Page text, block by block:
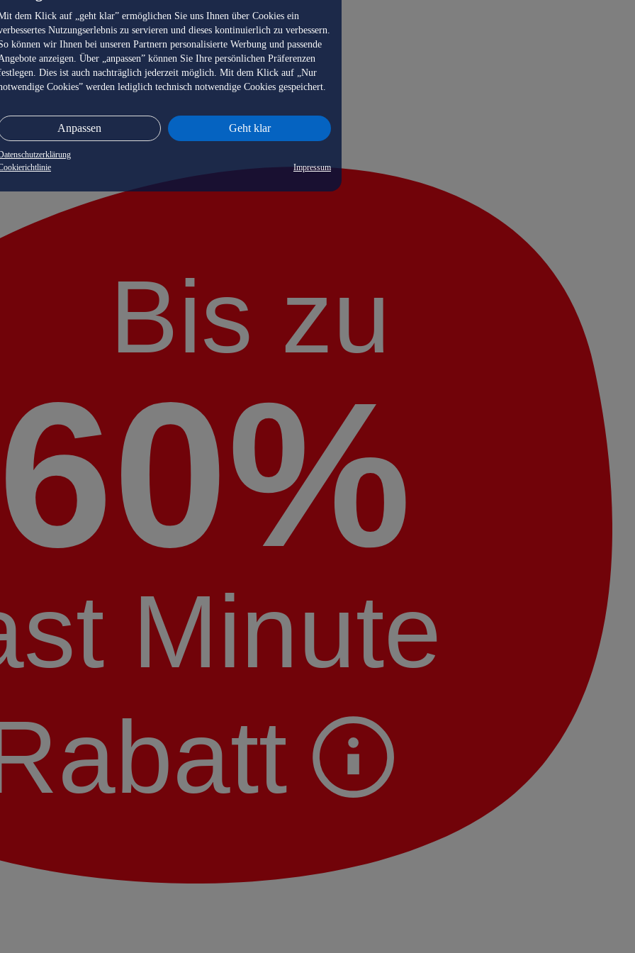
dem Klick auf „geht klar” ermöglichen Sie uns Ihnen über Cookies ein
Nutzungserlebnis zu servieren und dieses kontinuierlich zu verbessern.
können wir Ihnen bei unseren Partnern personalisierte Werbung und passende
anzeigen. Über „anpassen” können Sie Ihre persönlichen Präferenzen
Dies ist auch nachträglich jederzeit möglich. Mit dem Klick auf „Nur
Cookies” werden lediglich technisch notwendige Cookies gespeichert.
Anpassen Geht klar
Impressum
Bis zu
Minute